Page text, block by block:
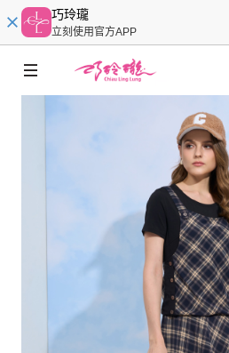
巧玲瓏
立刻使用官方APP